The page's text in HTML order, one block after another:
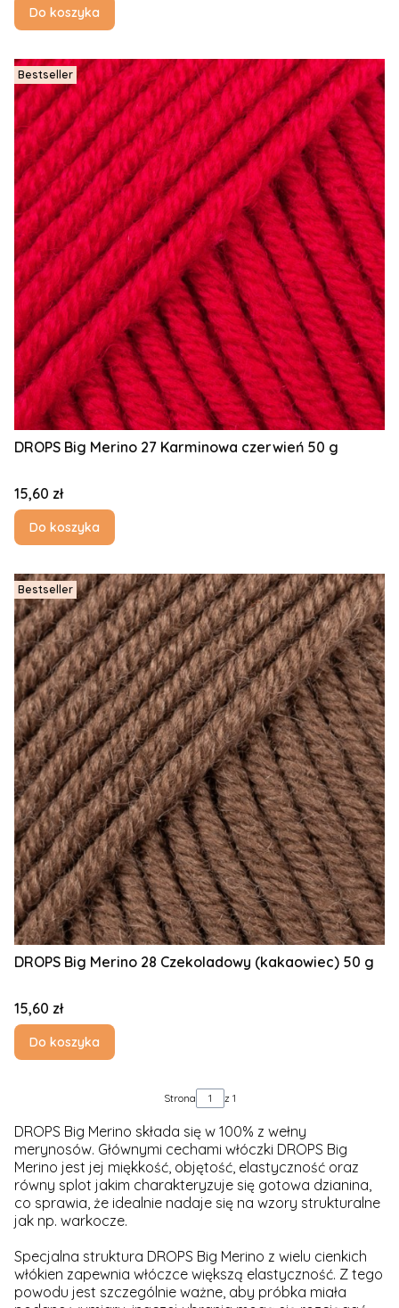
Do koszyka
Bestseller
DROPS Big Merino 27 Karminowa czerwień 50 g
Cena
15,60 zł
Do koszyka
Bestseller
DROPS Big Merino 28 Czekoladowy (kakaowiec) 50 g
Cena
15,60 zł
Do koszyka
Strona z 1
DROPS Big Merino składa się w 100% z wełny
merynosów. Głównymi cechami włóczki DROPS Big
Merino jest jej miękkość, objętość, elastyczność oraz
równy splot jakim charakteryzuje się gotowa dzianina,
co sprawia, że idealnie nadaje się na wzory strukturalne
jak np. warkocze.
Specjalna struktura DROPS Big Merino z wielu cienkich
włókien zapewnia włóczce większą elastyczność. Z tego
powodu jest szczególnie ważne, aby próbka miała